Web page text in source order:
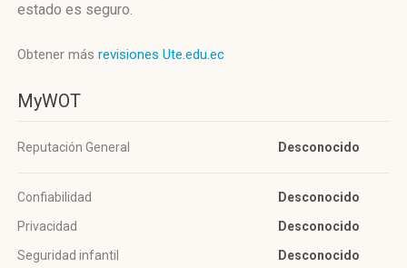
estado es seguro.
Obtener más revisiones Ute.edu.ec
MyWOT
Reputación General Desconocido
Confiabilidad
Desconocido
Privacidad
Desconocido
Seguridad infantil
Desconocido